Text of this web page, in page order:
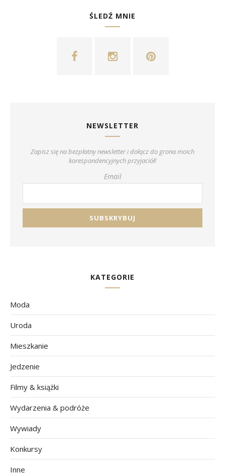
ŚLEDŹ MNIE
NEWSLETTER
Zapisz się na bezpłatny newsletter i dołącz do grona moich
korespondencyjnych przyjaciół!
Email
KATEGORIE
Moda
Uroda
Mieszkanie
Jedzenie
Filmy & książki
Wydarzenia & podróże
Wywiady
Konkursy
Inne